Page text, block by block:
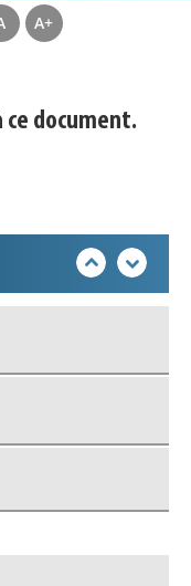
A+
ce document.